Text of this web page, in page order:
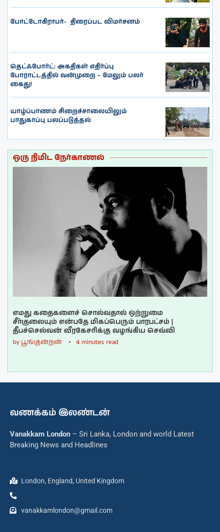
போட்டோகிராபர்- ‌ திரைப்பட விமர்சனம்
தெட்ஃபோர்ட்: அகதிகள் எதிர்ப்பு
போராட்டத்தில் வன்முறை – மேலும் பலர்
கைது!
யாழ்ப்பாணம் சிறைச்சாலையிலும்
பாதுகாப்பு பலப்படுத்தல்
ஒரு நிமிட நேர்காணல்
எமது கதைகளைச் சொல்வதால் ஒற்றுமை
சீர்குலையும் என்பதே மிகப்பெரும் பாரபட்சம் |
தீபச்செல்வன் வீரகேசரிக்கு வழங்கிய செவ்வி
by பூங்குன்றன் 4 minutes read
வணக்கம் இலண்டன்
Vanakkam London – Sri Lanka, London and world Latest
Breaking News and Headlines
London, England, United Kingdom
vanakkamlondon@gmail.com